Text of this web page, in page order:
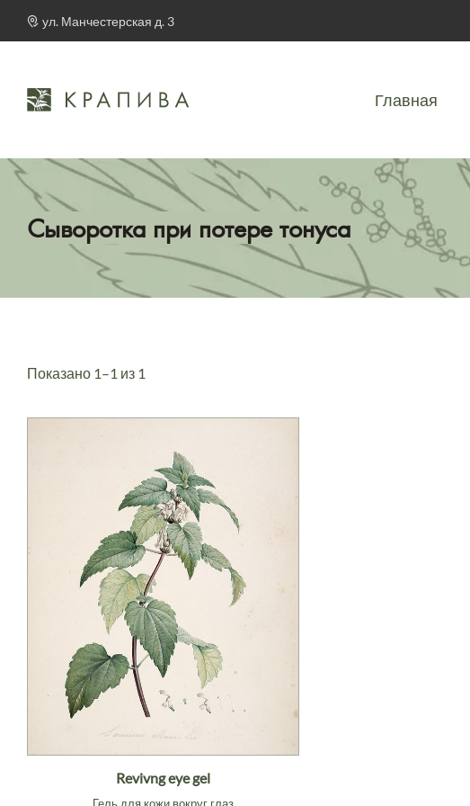
ул. Манчестерская д. 3
Главная
Сыворотка при потере тонуса
Показано 1–1 из 1
Revivng eye gel
Гель для кожи вокруг глаз